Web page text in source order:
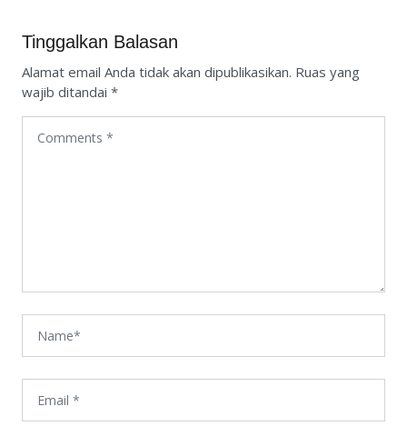
Tinggalkan Balasan
Alamat email Anda tidak akan dipublikasikan. Ruas yang
wajib ditandai *